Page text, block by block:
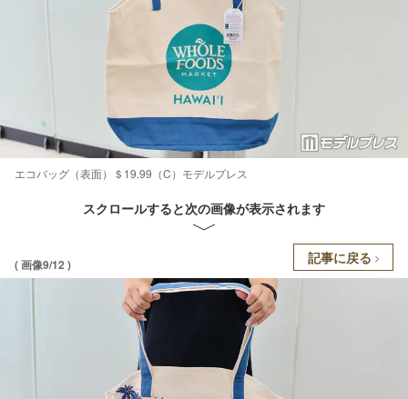
エコバッグ（表面）＄19.99（C）モデルプレス
スクロールすると次の画像が表示されます
( 画像9/12 ) 記事に戻る